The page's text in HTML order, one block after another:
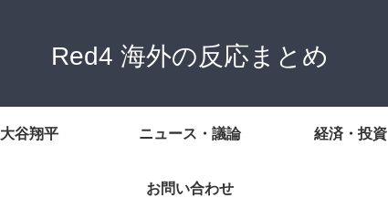
Red4 海外の反応まとめ
大谷翔平 ニュース・議論 経済・投資
お問い合わせ